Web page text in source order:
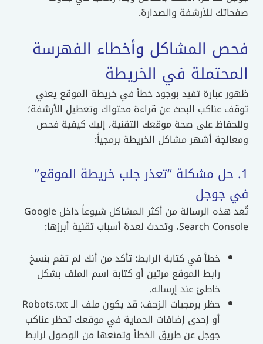
صفحاتك للأرشفة والصدارة.
فحص المشاكل وأخطاء الفهرسة
المحتملة في الخريطة
ظهور عبارة تفيد بوجود خطأ في خريطة الموقع يعني
توقف عناكب البحث عن قراءة محتواك وتعطيل الأرشفة؛
وللحفاظ على صحة موقعك التقنية، إليك كيفية فحص
ومعالجة أشهر مشاكل الخريطة برمجياً:
1. حل مشكلة “تعذر جلب خريطة الموقع”
في جوجل
تُعد هذه الرسالة من أكثر المشاكل شيوعاً داخل Google
Search Console، وتحدث لعدة أسباب تقنية أبرزها:
خطأ في كتابة الرابط: تأكد من أنك لم تقم بنسخ
رابط الموقع مرتين أو كتابة اسم الملف بشكل
خاطئ عند إرساله.
حظر برمجيات الزحف: قد يكون ملف الـ Robots.txt
أو إحدى إضافات الحماية في موقعك تحظر عناكب
جوجل عن طريق الخطأ وتمنعها من الوصول لرابط